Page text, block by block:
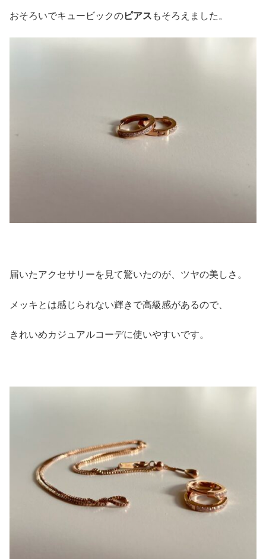
おそろいでキュービックのピアス もそろえました。
届いたアクセサリーを見て驚いたのが、ツヤの美しさ。
メッキとは感じられない輝きで高級感があるので、
きれいめカジュアルコーデに使いやすいです。